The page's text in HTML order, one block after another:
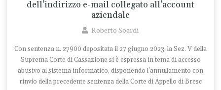
dell’indirizzo e-mail collegato all’account
aziendale
Roberto Soardi
Con sentenza n. 27900 depositata il 27 giugno 2023, la Sez. V della
Suprema Corte di Cassazione si è espressa in tema di accesso
abusivo al sistema informatico, disponendo l’annullamento con
rinvio della precedente sentenza della Corte di Appello di Bresc